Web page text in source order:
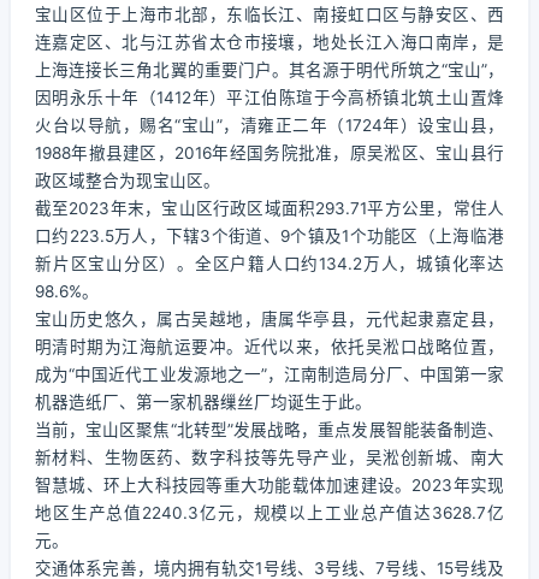
宝山区位于上海市北部，东临长江、南接虹口区与静安区、西
连嘉定区、北与江苏省太仓市接壤，地处长江入海口南岸，是
上海连接长三角北翼的重要门户。其名源于明代所筑之“宝山”，
因明永乐十年（1412年）平江伯陈瑄于今高桥镇北筑土山置烽
火台以导航，赐名“宝山”，清雍正二年（1724年）设宝山县，
1988年撤县建区，2016年经国务院批准，原吴淞区、宝山县行
政区域整合为现宝山区。
截至2023年末，宝山区行政区域面积293.71平方公里，常住人
口约223.5万人，下辖3个街道、9个镇及1个功能区（上海临港
新片区宝山分区）。全区户籍人口约134.2万人，城镇化率达
98.6%。
宝山历史悠久，属古吴越地，唐属华亭县，元代起隶嘉定县，
明清时期为江海航运要冲。近代以来，依托吴淞口战略位置，
成为“中国近代工业发源地之一”，江南制造局分厂、中国第一家
机器造纸厂、第一家机器缫丝厂均诞生于此。
当前，宝山区聚焦“北转型”发展战略，重点发展智能装备制造、
新材料、生物医药、数字科技等先导产业，吴淞创新城、南大
智慧城、环上大科技园等重大功能载体加速建设。2023年实现
地区生产总值2240.3亿元，规模以上工业总产值达3628.7亿
元。
交通体系完善，境内拥有轨交1号线、3号线、7号线、15号线及